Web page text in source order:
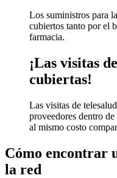
Los suministros para
cubiertos tanto por el
farmacia.
¡Las visitas
cubiertas!
Las visitas de
proveedores dentro
al mismo costo
Cómo encontrar
la red